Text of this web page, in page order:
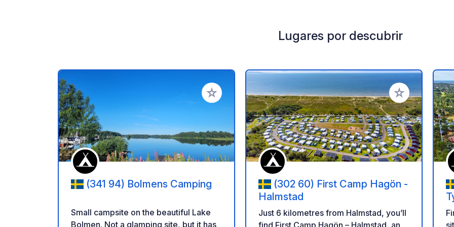
Lugares por descubrir
Añadir a tus favoritos
(341 94) Bolmens Camping
Small campsite on the beautiful Lake
Bolmen. Not a glamping site, but it has
Añadir a tus
(302 60) First Camp Hagön -
Halmstad
Just 6 kilometres from Halmstad, you’ll
find First Camp Hagön – Halmstad, an